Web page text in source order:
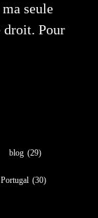
seule
droit. Pour
blog (29)
Portugal (30)